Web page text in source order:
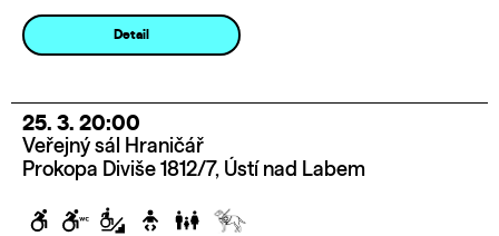
Detail
25. 3. 20:00
Veřejný sál Hraničář
Prokopa Diviše 1812/7, Ústí nad Labem